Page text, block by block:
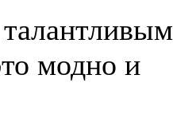
модно и